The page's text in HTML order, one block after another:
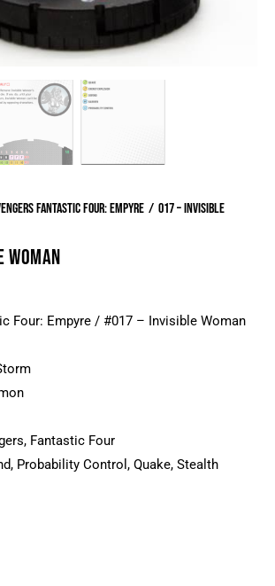
Fantastic Four: Empyre
017 – Invisible
Four: Empyre / #017 – Invisible Woman
Fantastic Four
Probability Control, Quake, Stealth